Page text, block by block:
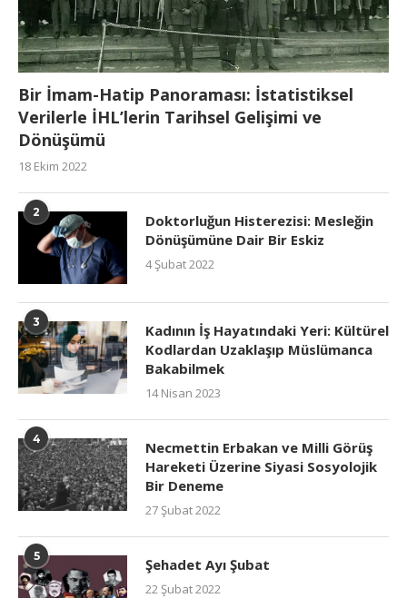
Bir İmam-Hatip Panoraması: İstatistiksel
Verilerle İHL’lerin Tarihsel Gelişimi ve
Dönüşümü
18 Ekim 2022
2
Doktorluğun Histerezisi: Mesleğin
Dönüşümüne Dair Bir Eskiz
4 Şubat 2022
3
Kadının İş Hayatındaki Yeri: Kültürel
Kodlardan Uzaklaşıp Müslümanca
Bakabilmek
14 Nisan 2023
4
Necmettin Erbakan ve Milli Görüş
Hareketi Üzerine Siyasi Sosyolojik
Bir Deneme
27 Şubat 2022
5 Şehadet Ayı Şubat
22 Şubat 2022